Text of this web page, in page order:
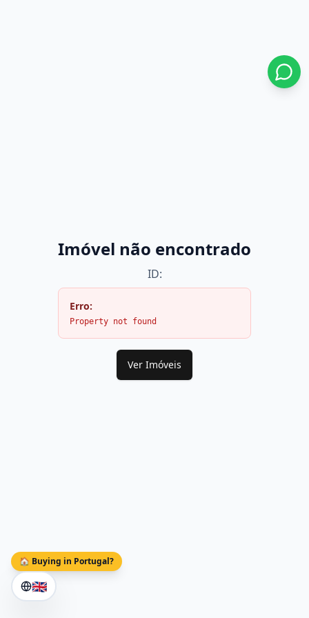
🏠 Buying in Portugal?
🇬🇧
Imóvel não encontrado
ID:
Erro:
Property not found
Ver Imóveis